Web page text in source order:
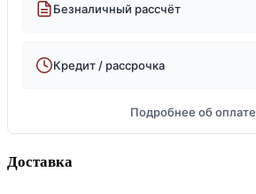
Безналичный рассчёт
Кредит / рассрочка
Подробнее об оплате
Доставка